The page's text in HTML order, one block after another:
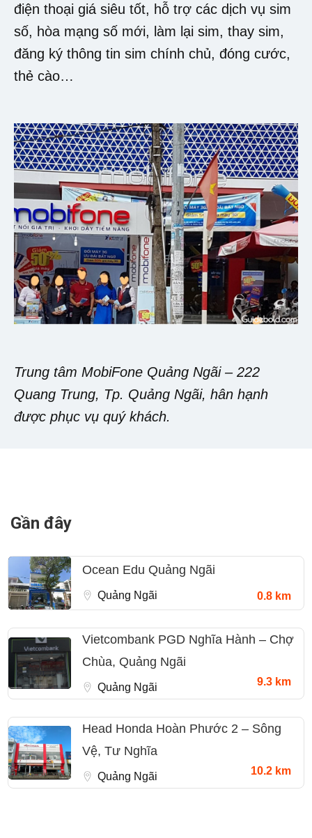
điện thoại giá siêu tốt, hỗ trợ các dịch vụ sim
số, hòa mạng số mới, làm lại sim, thay sim,
đăng ký thông tin sim chính chủ, đóng cước,
thẻ cào…
Trung tâm MobiFone Quảng Ngãi – 222
Quang Trung, Tp. Quảng Ngãi, hân hạnh
được phục vụ quý khách.
Gần đây
Ocean Edu Quảng Ngãi
Quảng Ngãi 0.8 km
Vietcombank PGD Nghĩa Hành – Chợ
Chùa, Quảng Ngãi
Quảng Ngãi 9.3 km
Head Honda Hoàn Phước 2 – Sông
Vệ, Tư Nghĩa
Quảng Ngãi 10.2 km